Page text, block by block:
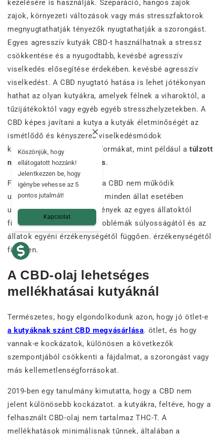
kezelésére is használják. Szeparáció, hangos zajok
zajok, környezeti változások vagy más stresszfaktorok
megnyugtathatják tényezők nyugtathatják a szorongást.
Egyes agresszív kutyák CBD-t használhatnak a stressz
csökkentése és a nyugodtabb, kevésbé agresszív
viselkedés elősegítése érdekében. kevésbé agresszív
viselkedést. A CBD nyugtató hatása is lehet jótékonyan
hathat az olyan kutyákra, amelyek félnek a viharoktól, a
tűzijátékoktól vagy egyéb egyéb stresszhelyzetekben. A
CBD képes javítani a kutya a kutyák életminőségét az
ismétlődő és kényszeres viselkedésmódok
korlátozásával viselkedésformákat, mint például atúlzott
nyalogatás vagy vakarózás.
Fontos megjegyezni, hogy a CBD nem működik
ugyanolyan módon minden minden állat esetében
ugyanúgy hat, és az eredmények az egyes állatoktól
függően változhatnak. a problémák súlyosságától és az
állatok egyéni érzékenységétől függően. érzékenységétől
függően.
A CBD-olaj lehetséges
mellékhatásai kutyáknál
Természetes, hogy elgondolkodunk azon, hogy jó ötlet-e
a kutyáknak szánt CBD megvásárlása. ötlet, és hogy
vannak-e kockázatok, különösen a következők
szempontjából csökkenti a fájdalmat, a szorongást vagy
más kellemetlenségforrásokat.
2019-ben egy tanulmány kimutatta, hogy a CBD nem
jelent különösebb kockázatot. a kutyákra, feltéve, hogy a
felhasznált CBD-olaj nem tartalmaz THC-T. A
mellékhatások minimálisnak tűnnek, általában a
Köszönjük, hogy
ellátogatott hozzánk!
Jelentkezzen be, hogy
igénybe vehesse az 5
pontos jutalmát!
Kapcsolat